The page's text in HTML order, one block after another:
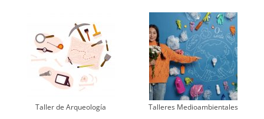
Taller de Arqueología Talleres Medioambientales